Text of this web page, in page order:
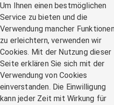
Um Ihnen einen bestmöglichen
Service zu bieten und die
Verwendung mancher
zu erleichtern, verwenden wir
Cookies. Mit der Nutzung dieser
Seite erklären Sie sich mit der
Verwendung von Cookies
einverstanden. Die Einwilligung
kann jeder Zeit mit Wirkung für
Zum Inhalt
Navigation: